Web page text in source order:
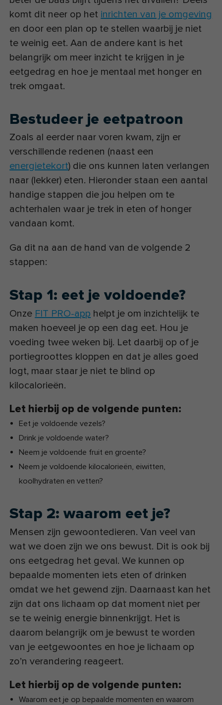
komt dit neer op het inrichten van je omgeving
en door een plan op te stellen waarbij je niet
te weinig eet. Aan de andere kant is het
belangrijk om meer inzicht te krijgen in je
eetgedrag en hoe je mentaal met honger en
trek omgaat.
Bestudeer je eetpatroon
Zoals al eerder naar voren kwam, zijn er
verschillende redenen (naast een
energietekort) die ons kunnen laten verlangen
naar (lekker) eten. Hieronder staan een aantal
handige stappen die jou helpen om te
achterhalen waar je trek in eten of honger
vandaan komt.
Ga dit na aan de hand van de volgende 2
stappen:
Stap 1: eet je voldoende?
Onze FIT PRO-app helpt je om inzichtelijk te
maken hoeveel je op een dag eet. Hou je
voeding twee weken bij. Let daarbij op of je
portiegroottes kloppen en dat je alles goed
logt, maar staar je niet te blind op
kilocalorieën.
Let hierbij op de volgende punten:
Eet je voldoende vezels?
Drink je voldoende water?
Neem je voldoende fruit en groente?
Neem je voldoende kilocalorieën, eiwitten,
koolhydraten en vetten?
Stap 2: waarom eet je?
Mensen zijn gewoontedieren. Van veel van
wat we doen zijn we ons bewust. Dit is ook bij
ons eetgedrag het geval. We kunnen op
bepaalde momenten iets eten of drinken
omdat we het gewend zijn. Daarnaast kan het
zijn dat ons lichaam op dat moment niet per
se te weinig energie binnenkrijgt. Het is
daarom belangrijk om je bewust te worden
van je eetgewoontes en hoe je lichaam op
zo’n verandering reageert.
Let hierbij op de volgende punten:
Waarom eet je op bepaalde momenten en waarom